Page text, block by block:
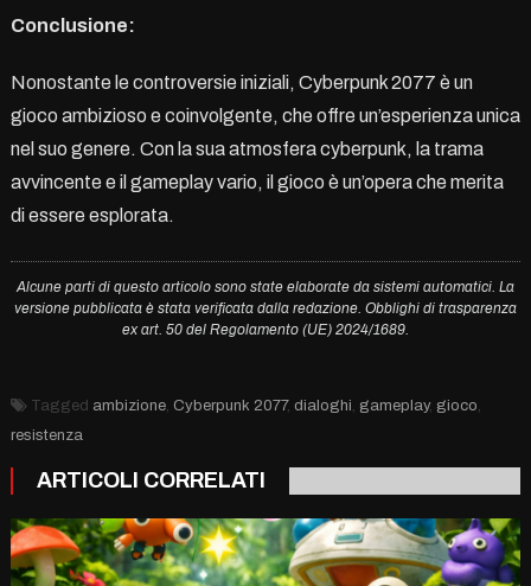
Conclusione:
Nonostante le controversie iniziali, Cyberpunk 2077 è un
gioco ambizioso e coinvolgente, che offre un’esperienza unica
nel suo genere. Con la sua atmosfera cyberpunk, la trama
avvincente e il gameplay vario, il gioco è un’opera che merita
di essere esplorata.
Alcune parti di questo articolo sono state elaborate da sistemi automatici. La
versione pubblicata è stata verificata dalla redazione. Obblighi di trasparenza
ex art. 50 del Regolamento (UE) 2024/1689.
Tagged ambizione, Cyberpunk 2077, dialoghi gameplay, gioco
resistenza
ARTICOLI CORRELATI